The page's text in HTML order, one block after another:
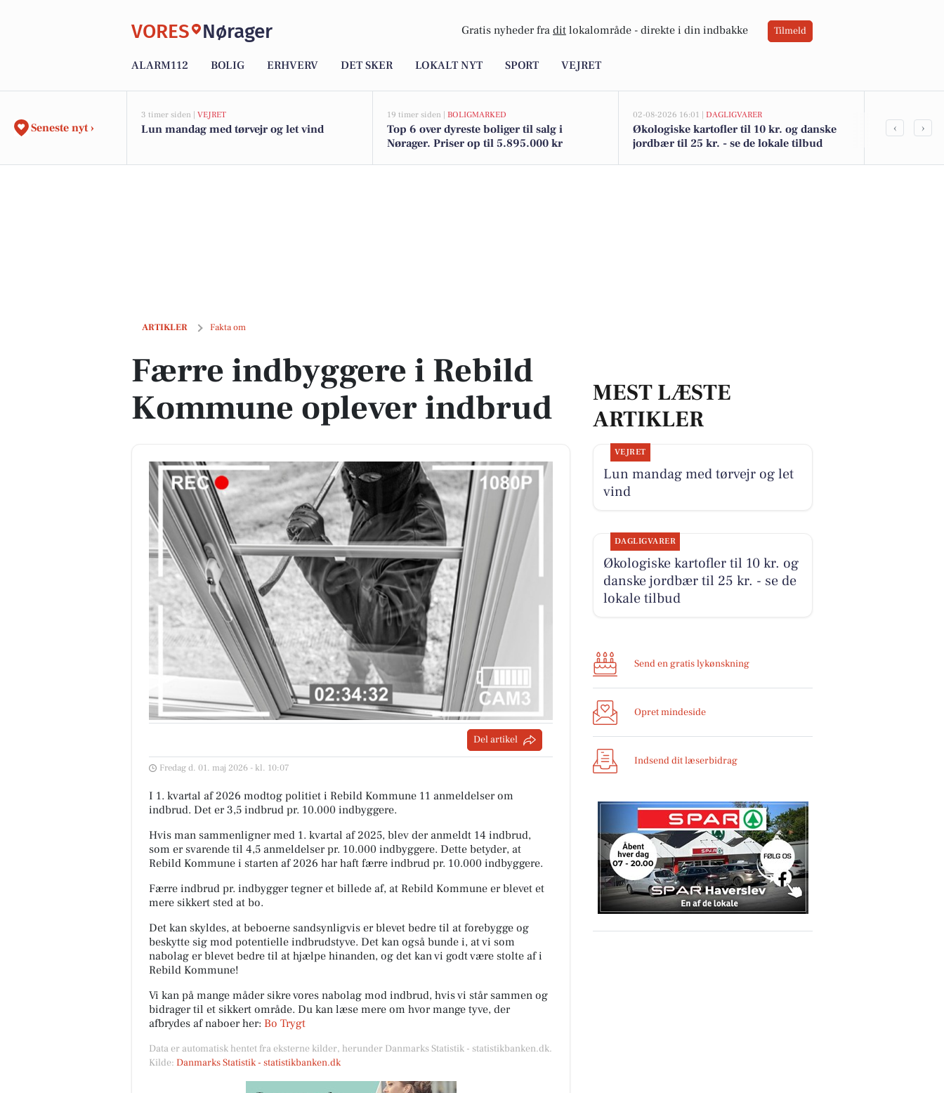
VORES Nørager Gratis nyheder fra dit lokalområde - direkte i din indbakke Tilmeld
ALARM112 BOLIG ERHVERV DET SKER LOKALT NYT SPORT VEJRET
Seneste nyt ›
3 timer siden | VEJRET
Lun mandag med tørvejr og let vind
19 timer siden | BOLIGMARKED
Top 6 over dyreste boliger til salg i
Nørager. Priser op til 5.895.000 kr
02-08-2026 16:01 | DAGLIGVARER
Økologiske kartofler til 10 kr. og danske
jordbær til 25 kr. - se de lokale tilbud
Fruerlund
‹ ›
ARTIKLER Fakta om
Færre indbyggere i Rebild Kommune oplever indbrud
Færre indbyggere i Rebild
Kommune oplever indbrud
Del artikel
Fredag d. 01. maj 2026 - kl. 10:07
I 1. kvartal af 2026 modtog politiet i Rebild Kommune 11 anmeldelser om
indbrud. Det er 3,5 indbrud pr. 10.000 indbyggere.
Hvis man sammenligner med 1. kvartal af 2025, blev der anmeldt 14 indbrud,
som er svarende til 4,5 anmeldelser pr. 10.000 indbyggere. Dette betyder, at
Rebild Kommune i starten af 2026 har haft færre indbrud pr. 10.000 indbyggere.
Færre indbrud pr. indbygger tegner et billede af, at Rebild Kommune er blevet et
mere sikkert sted at bo.
Det kan skyldes, at beboerne sandsynligvis er blevet bedre til at forebygge og
beskytte sig mod potentielle indbrudstyve. Det kan også bunde i, at vi som
nabolag er blevet bedre til at hjælpe hinanden, og det kan vi godt være stolte af i
Rebild Kommune!
Vi kan på mange måder sikre vores nabolag mod indbrud, hvis vi står sammen og
bidrager til et sikkert område. Du kan læse mere om hvor mange tyve, der
afbrydes af naboer her: Bo Trygt
Data er automatisk hentet fra eksterne kilder, herunder Danmarks Statistik - statistikbanken.dk.
Kilde: Danmarks Statistik - statistikbanken.dk
MEST LÆSTE
ARTIKLER
VEJRET
Lun mandag med tørvejr og let
vind
DAGLIGVARER
Økologiske kartofler til 10 kr. og
danske jordbær til 25 kr. - se de
lokale tilbud
Send en gratis lykønskning
Opret mindeside
Indsend dit læserbidrag